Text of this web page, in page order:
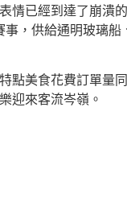
情已經到達了崩潰
，供給通明玻璃
點美食花費訂單量
迎來客流岑嶺。